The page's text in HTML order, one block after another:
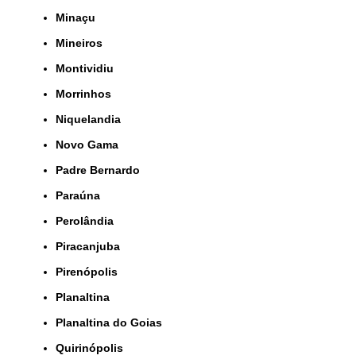
Minaçu
Mineiros
Montividiu
Morrinhos
Niquelandia
Novo Gama
Padre Bernardo
Paraúna
Perolândia
Piracanjuba
Pirenópolis
Planaltina
Planaltina do Goias
Quirinópolis